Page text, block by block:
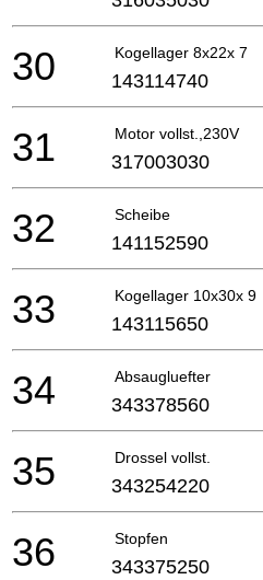
Kogellager 8x22x 7
30 143114740
Motor vollst.,230V
31 317003030
Scheibe
32 141152590
Kogellager 10x30x 9
33 143115650
Absaugluefter
34 343378560
Drossel vollst.
35 343254220
Stopfen
36 343375250